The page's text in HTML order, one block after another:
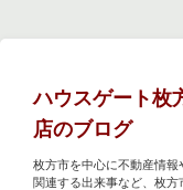
ハウスゲート枚
店のブログ
枚方市を中心に不動産情報
関連する出来事など、枚方